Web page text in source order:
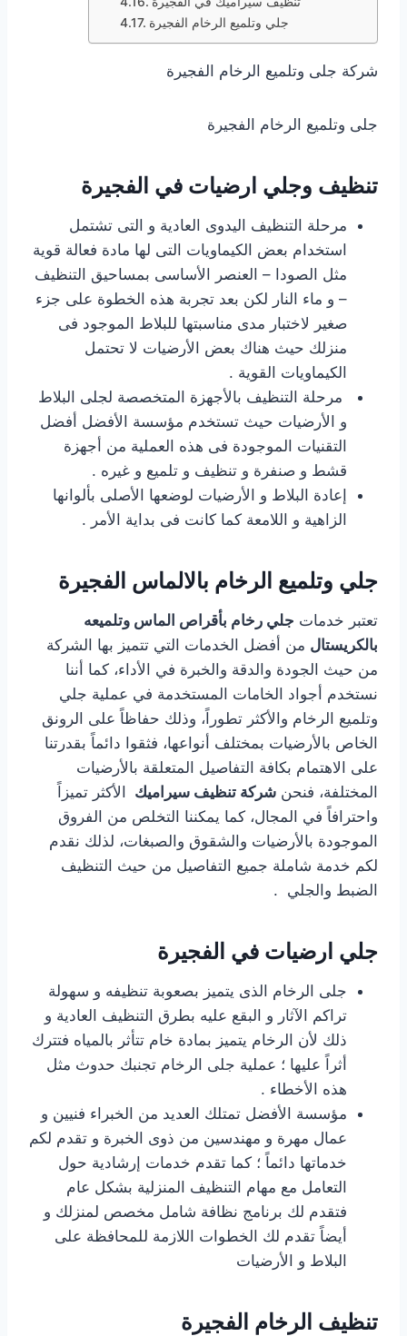
جلي وتلميع الرخام الفجيرة
شركة جلى وتلميع الرخام الفجيرة
جلى وتلميع الرخام الفجيرة
تنظيف وجلي ارضيات في الفجيرة
مرحلة التنظيف اليدوى العادية و التى تشتمل
استخدام بعض الكيماويات التى لها مادة فعالة قوية
مثل الصودا – العنصر الأساسى بمساحيق التنظيف
– و ماء النار لكن بعد تجربة هذه الخطوة على جزء
صغير لاختبار مدى مناسبتها للبلاط الموجود فى
منزلك حيث هناك بعض الأرضيات لا تحتمل
الكيماويات القوية .
مرحلة التنظيف بالأجهزة المتخصصة لجلى البلاط
و الأرضيات حيث تستخدم مؤسسة الأفضل أفضل
التقنيات الموجودة فى هذه العملية من أجهزة
قشط و صنفرة و تنظيف و تلميع و غيره .
إعادة البلاط و الأرضيات لوضعها الأصلى بألوانها
الزاهية و اللامعة كما كانت فى بداية الأمر .
جلي وتلميع الرخام بالالماس الفجيرة
تعتبر خدمات جلي رخام بأقراص الماس وتلميعه
بالكريستال من أفضل الخدمات التي تتميز بها الشركة
من حيث الجودة والدقة والخبرة في الأداء، كما أننا
نستخدم أجواد الخامات المستخدمة في عملية جلي
وتلميع الرخام والأكثر تطوراً، وذلك حفاظاً على الرونق
الخاص بالأرضيات بمختلف أنواعها، فثقوا دائماً بقدرتنا
على الاهتمام بكافة التفاصيل المتعلقة بالأرضيات
المختلفة، فنحن شركة تنظيف سيراميك الأكثر تميزاً
واحترافاً في المجال، كما يمكننا التخلص من الفروق
الموجودة بالأرضيات والشقوق والصبغات، لذلك نقدم
لكم خدمة شاملة جميع التفاصيل من حيث التنظيف
الضبط والجلي .
جلي ارضيات في الفجيرة
جلى الرخام الذى يتميز بصعوبة تنظيفه و سهولة
تراكم الآثار و البقع عليه بطرق التنظيف العادية و
ذلك لأن الرخام يتميز بمادة خام تتأثر بالمياه فتترك
أثراً عليها ؛ عملية جلى الرخام تجنبك حدوث مثل
هذه الأخطاء .
مؤسسة الأفضل تمتلك العديد من الخبراء فنيين و
عمال مهرة و مهندسين من ذوى الخبرة و تقدم لكم
خدماتها دائماً ؛ كما تقدم خدمات إرشادية حول
التعامل مع مهام التنظيف المنزلية بشكل عام
فتقدم لك برنامج نظافة شامل مخصص لمنزلك و
أيضاً تقدم لك الخطوات اللازمة للمحافظة على
البلاط و الأرضيات
تنظيف الرخام الفجيرة